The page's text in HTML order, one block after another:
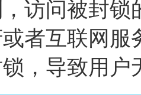
访问被封锁
或者互联网
，导致用户